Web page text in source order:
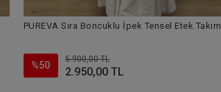
PUREVA Sıra Boncuklu İpek Tensel Etek Takım
%50
5.900,00 TL
2.950,00 TL